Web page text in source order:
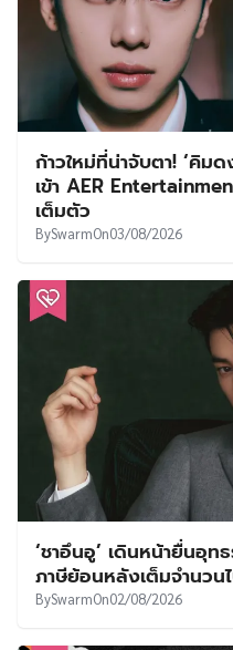
ก้าวใหม่ที่น่าจับตา! ‘คิ
เข้า AER
เต็มตัว
BySwarmOn03/08/2026
‘ชาอึนอู’ เดินหน้ายื่นอุ
ภาษีย้อนหลังเต็มจำนวน
BySwarmOn02/08/2026